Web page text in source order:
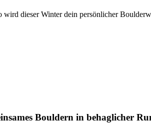
dieser Winter dein persönlicher
Bouldern in behaglicher